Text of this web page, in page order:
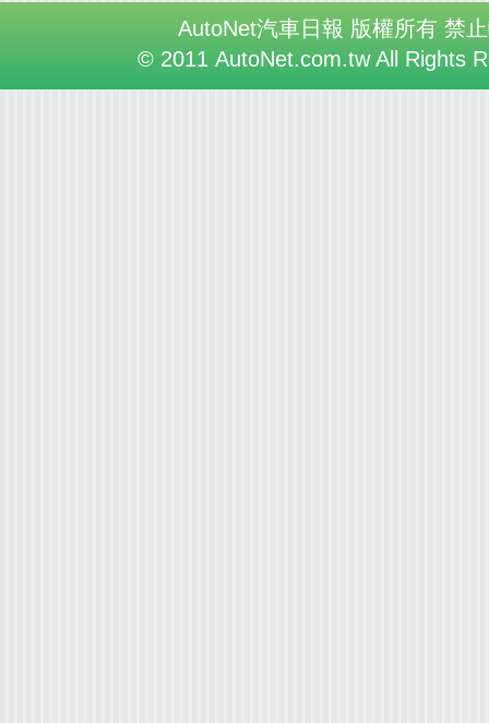
AutoNet汽車日報 版權所有 禁
© 2011 AutoNet.com.tw All Rights